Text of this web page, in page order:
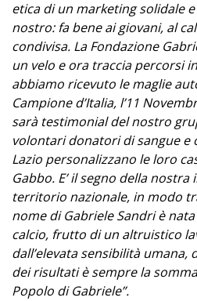
etica di un marketing solidale
nostro: fa bene ai giovani, al
condivisa. La Fondazione
un velo e ora traccia percorsi
abbiamo ricevuto le maglie
Campione d’Italia, l’11
sarà testimonial del nostro
volontari donatori di sangue e
Lazio personalizzano le loro
Gabbo. E’ il segno della
territorio nazionale, in modo
nome di Gabriele Sandri è
calcio, frutto di un altruistico
dall’elevata sensibilità
dei risultati è sempre la
Popolo di Gabriele”.